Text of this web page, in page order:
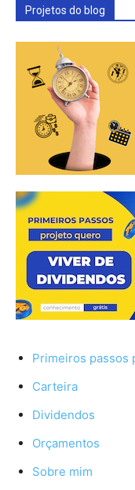
Projetos do blog
Primeiros passos
Carteira
Dividendos
Orçamentos
Sobre mim